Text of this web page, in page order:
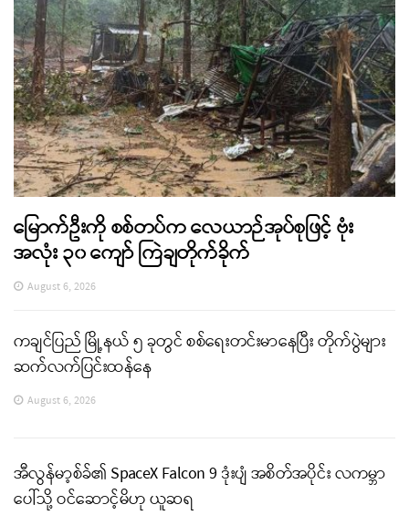
မြောက်ဦးကို စစ်တပ်က လေယာဉ်အုပ်စုဖြင့် ဗုံး
အလုံး ၃၀ ကျော် ကြဲချတိုက်ခိုက်
August 6, 2026
ကချင်ပြည် မြို့နယ် ၅ ခုတွင် စစ်ရေးတင်းမာနေပြီး တိုက်ပွဲများ
ဆက်လက်ပြင်းထန်နေ
August 6, 2026
အီလွန်မာ့စ်ခ်၏ SpaceX Falcon 9 ဒုံးပျံ အစိတ်အပိုင်း လကမ္ဘာ
ပေါ်သို့ ဝင်ဆောင့်မိဟု ယူဆရ